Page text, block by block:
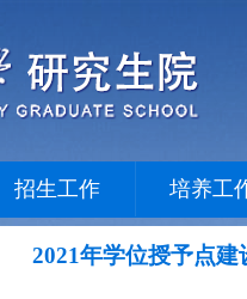
招生工作 培养工
2021年学位授予点建